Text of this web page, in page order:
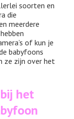
soorten en
die
meerdere
of kun je
babyfoons
ze zijn over het
het